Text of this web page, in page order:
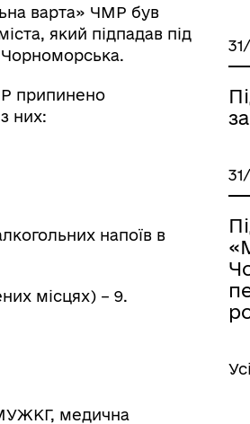
варта» ЧМР був
який підпадав під
припинено
них:
напоїв в
місцях) – 9.
медична